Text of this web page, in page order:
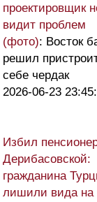
проектировщик
видит проблем
(фото): Восток
решил
себе чердак
2026-06-23
Избил
Дерибасовской:
гражданина
лишили вида на